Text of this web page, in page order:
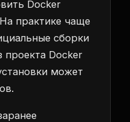
Docker
практике чаще
сборки
проекта Docker
может